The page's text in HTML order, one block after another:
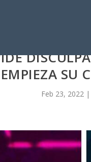
SU
Feb 23, 2022 |